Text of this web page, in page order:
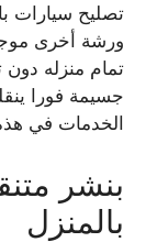
تصليح سيارات
ورشة أخرى
تمام منزله دون
جسيمة فورا
الخدمات في
بنشر
بالمنزل